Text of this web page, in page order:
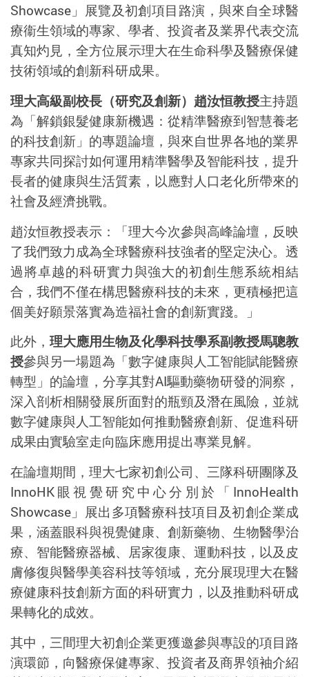
Showcase 」展覽及初創項目路演，與來自全球醫
療衞生領域的專家、 學者、投資者及業界代表交流
真知灼見，全方位展示理大在生命科學及醫療保健
技術領域的創新科研成果。
理大高級副校長（研究及創新）趙汝恒教授主持題
為「解鎖銀髮健康新機遇：從精準醫療到智慧養老
的科技創新」 的專題論壇 ，與來自世界各地的業界
專家共同探討如何運用精準醫學及智能科技，提升
長者的健康與生活質素，以應對人口老化所帶來的
社會及經濟挑戰。
趙汝恒教授表示：「理大今次參與高峰論壇，反映
了我們致力成為全球醫療科技強者的堅定決心。透
過將卓越的科研實力與強大的初創生態系統相結
合，我們不僅在構思醫療科技的未來，更積極把這
個美好願景落實為造福社會的創新實踐。」
此外， 理大應用生物及化學科技學系副教授馬聰教
授參與另一場題為「數字健康與人工智能賦能醫療
轉型」的論壇，分享其對AI驅動藥物研發的洞察，
深入剖析相關發展所面對的瓶頸及潛在風險，並就
數字健康與人工智能如何推動醫療創新、促進科研
成果由實驗室走向臨床應用提出專業見解。
在論壇期間 ，理大七家初創公司、三隊科研團隊及
InnoHK眼視覺研究中心分別於「 InnoHealth
Showcase 」展出多項醫療科技項目及初創企業成
果，涵蓋眼科與視覺健康、創新藥物、生物醫學治
療、智能醫療器械、居家復康、運動科技，以及皮
膚修復與醫學美容科技等領域，充分展現理大在醫
療健康科技創新方面的科研實力，以及推動科研成
果轉化的成效。
其中，三間理大初創企業更獲邀參與專設的項目路
演環節，向醫療保健專家、投資者及商界領袖介紹